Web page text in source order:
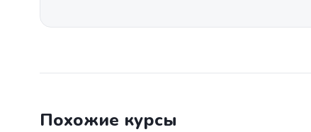
Похожие курсы